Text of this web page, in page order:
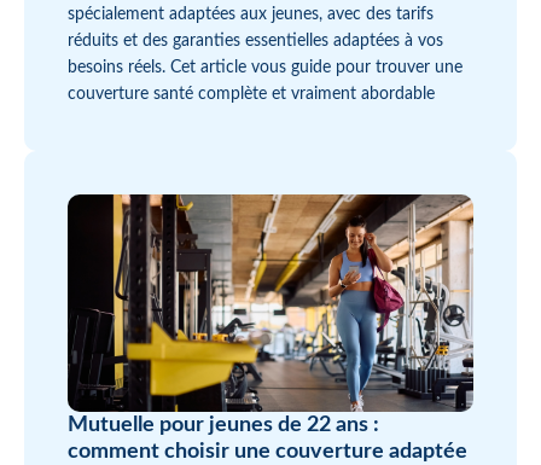
spécialement adaptées aux jeunes, avec des tarifs
réduits et des garanties essentielles adaptées à vos
besoins réels. Cet article vous guide pour trouver une
couverture santé complète et vraiment abordable
Mutuelle pour jeunes de 22 ans :
comment choisir une couverture adaptée